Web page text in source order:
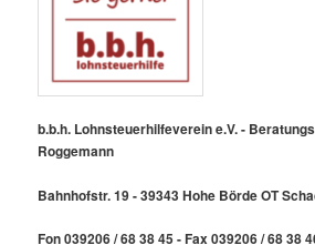
b.b.h. Lohnsteuerhilfeverein e.V. -
Roggemann
Bahnhofstr. 19 - 39343 Hohe Börde OT
Fon 039206 / 68 38 45 - Fax 039206 / 68 38